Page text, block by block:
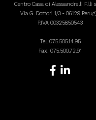
Centro Casa di Alessandrelli F.lli
Via G. Dottori 1/3 - 06129
P.IVA 00325850543
Tel. 075.505.14.95
Fax: 075.500.72.91